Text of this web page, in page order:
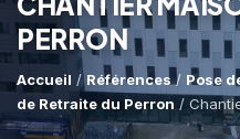
Dépannage Vitrages
Vitrine Magasin
MINI-
PERRON
Accueil /Références / Pose
de Retraite du Perron /